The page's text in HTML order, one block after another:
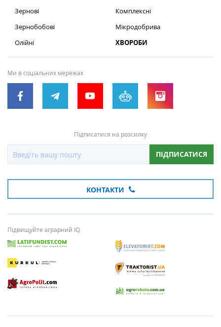
Зернові
Зернобобові
Олійні
Комплексні
Мікродобрива
ХВОРОБИ
Ми в соціальних мережах
Підписатися на розсилку
ПІДПИСАТИСЯ
КОНТАКТИ
Підвищуйте аграрний IQ